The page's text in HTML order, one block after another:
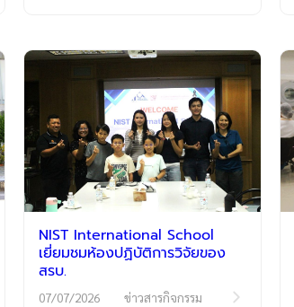
NIST International School
เยี่ยมชมห้องปฏิบัติการวิจัยของ
สรบ.
07/07/2026 ข่าวสารกิจกรรม